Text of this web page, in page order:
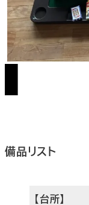
備品リスト
【台所】